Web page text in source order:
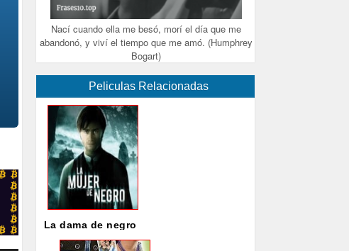
Nací cuando ella me besó, morí el día que me
abandonó, y viví el tiempo que me amó. (Humphrey
Bogart)
Peliculas Relacionadas
La dama de negro